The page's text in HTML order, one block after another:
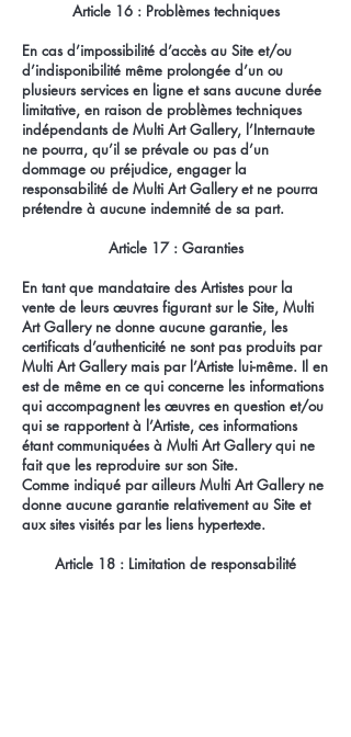
Article 16 : Problèmes techniques
En cas d’impossibilité d’accès au Site et/ou
d’indisponibilité même prolongée d’un ou
plusieurs services en ligne et sans aucune durée
limitative, en raison de problèmes techniques
indépendants de Multi Art Gallery, l’Internaute
ne pourra, qu’il se prévale ou pas d’un
dommage ou préjudice, engager la
responsabilité de Multi Art Gallery et ne pourra
prétendre à aucune indemnité de sa part.
Article 17 : Garanties
En tant que mandataire des Artistes pour la
vente de leurs œuvres figurant sur le Site, Multi
Art Gallery ne donne aucune garantie, les
certificats d’authenticité ne sont pas produits par
Multi Art Gallery mais par l’Artiste lui-même. Il en
est de même en ce qui concerne les informations
qui accompagnent les œuvres en question et/ou
qui se rapportent à l’Artiste, ces informations
étant communiquées à Multi Art Gallery qui ne
fait que les reproduire sur son Site.
Comme indiqué par ailleurs Multi Art Gallery ne
donne aucune garantie relativement au Site et
aux sites visités par les liens hypertexte.
Article 18 : Limitation de responsabilité